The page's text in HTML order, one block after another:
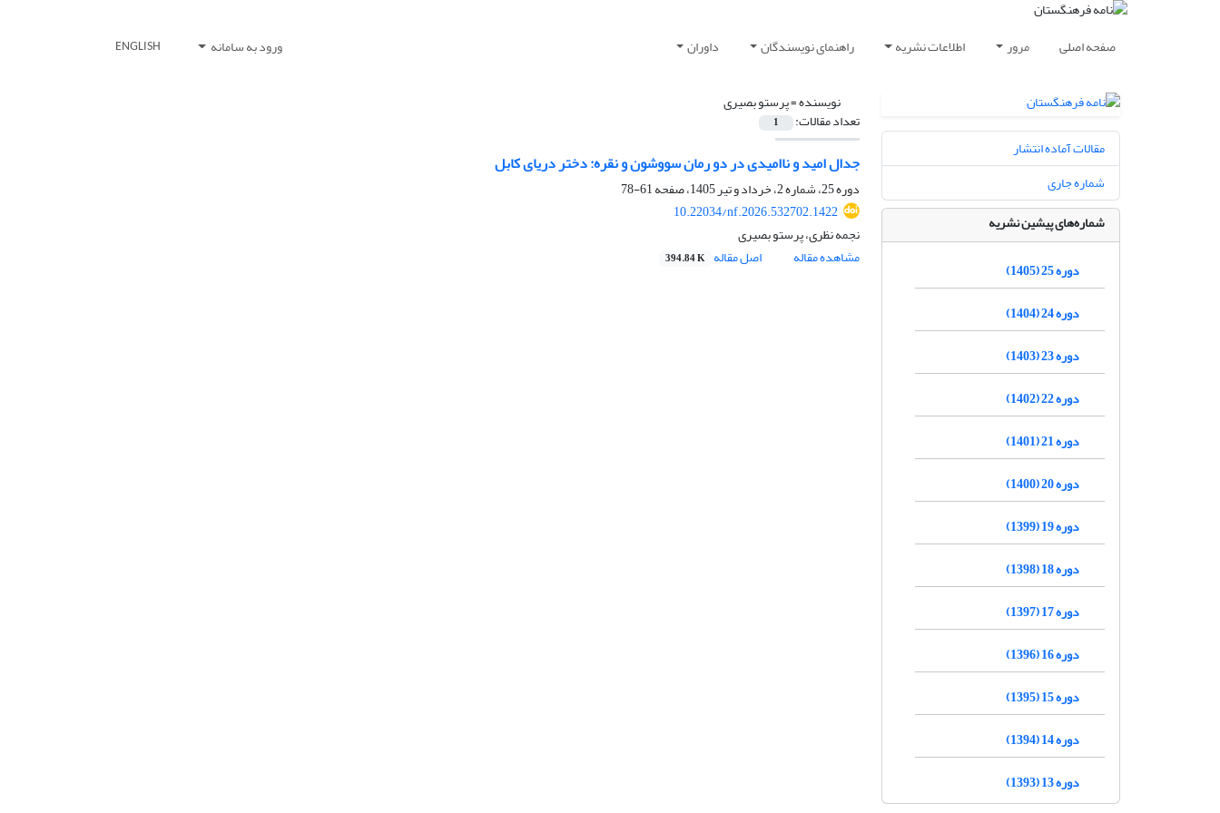
صفحه اصلی مرور اطلاعات نشریه راهنمای نویسندگان داوران ورود به سامانه ENGLISH
نویسنده =پرستو بصیری
تعداد مقالات: 1
جدال امید و ناامیدی در دو رمان سووشون و نقره: دختر دریای کابل
دوره 25، شماره 2، خرداد و تیر 1405، صفحه
61-78
10.22034/nf.2026.532702.1422
نجمه نظری، پرستو بصیری
مشاهده مقاله
اصل مقاله 394.84 K
مقالات آماده انتشار
شماره جاری
شماره‌های پیشین نشریه
دوره 25 (1405)
دوره 24 (1404)
دوره 23 (1403)
دوره 22 (1402)
دوره 21 (1401)
دوره 20 (1400)
دوره 19 (1399)
دوره 18 (1398)
دوره 17 (1397)
دوره 16 (1396)
دوره 15 (1395)
دوره 14 (1394)
دوره 13 (1393)